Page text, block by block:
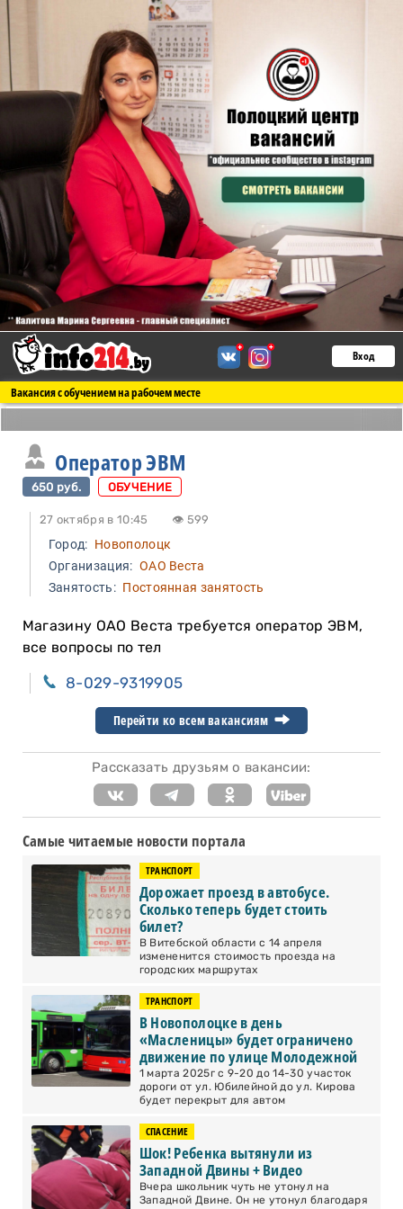
Вход
Вакансия с обучением на рабочем месте
Оператор ЭВМ
650 руб. ОБУЧЕНИЕ
27 октября в 10:45 👁 599
Город: Новополоцк
Организация: ОАО Веста
Занятость:Постоянная занятость
Магазину ОАО Веста требуется оператор ЭВМ,
все вопросы по тел
8-029-9319905
Перейти ко всем вакансиям
Рассказать друзьям о вакансии:
Самые читаемые новости портала
ТРАНСПОРТ
Дорожает проезд в автобусе.
Сколько теперь будет стоить
билет?
В Витебской области с 14 апреля
измененится стоимость проезда на
городских маршрутах
ТРАНСПОРТ
В Новополоцке в день
«Масленицы» будет ограничено
движение по улице Молодежной
1 марта 2025г с 9-20 до 14-30 участок
дороги от ул. Юбилейной до ул. Кирова
будет перекрыт для автом
СПАСЕНИЕ
Шок! Ребенка вытянули из
Западной Двины + Видео
Вчера школьник чуть не утонул на
Западной Двине. Он не утонул благодаря